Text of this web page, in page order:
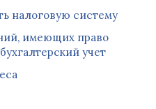
налоговую систему
имеющих право
учет